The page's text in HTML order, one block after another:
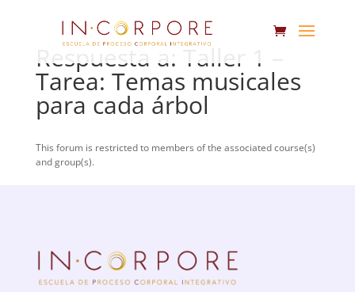
Respuesta a: Taller 1 –
Tarea: Temas musicales
para cada árbol
This forum is restricted to members of the associated course(s)
and group(s).